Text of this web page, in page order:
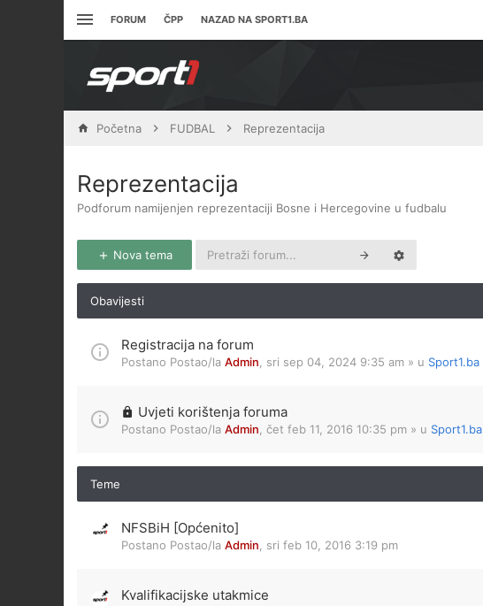
FORUM ČPP NAZAD NA SPORT1.BA
Početna FUDBAL Reprezentacija
Reprezentacija
Podforum namijenjen reprezentaciji Bosne i Hercegovine u fudbalu
Nova tema
Obavijesti
Registracija na forum
Postano Postao/la Admin sri sep 04, 2024 9:35 am » u Sport1.ba
Uvjeti korištenja foruma
Postano Postao/la Admin čet feb 11, 2016 10:35 pm » u Sport1.ba
Teme
NFSBiH [Općenito]
Postano Postao/la Admin sri feb 10, 2016 3:19 pm
Kvalifikacijske utakmice